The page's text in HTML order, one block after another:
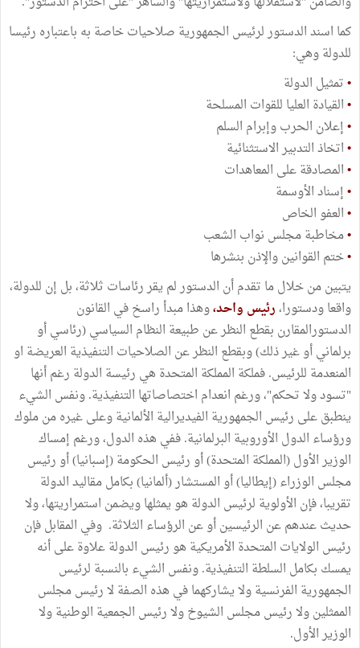
كما اسند الدستور لرئيس الجمهورية صلاحيات خاصة به باعتباره رئيسا
للدولة وهي:
•تمثيل الدولة
•القيادة العليا للقوات المسلحة
•إعلان الحرب وإبرام السلم
•اتخاذ التدبير الاستثنائية
•المصادقة على المعاهدات
•إسناد الأوسمة
•العفو الخاص
•مخاطبة مجلس نواب الشعب
•ختم القوانين والإذن بنشرها
يتبين من خلال ما تقدم أن الدستور لم يقر رئاسات ثلاثة، بل إن للدولة،
واقعا ودستورا،رئيس واحد،وهذا مبدأ راسخ في القانون
الدستورالمقارن بقطع النظر عن طبيعة النظام السياسي (رئاسي أو
برلماني أو غير ذلك) وبقطع النظر عن الصلاحيات التنفيذية العريضة او
المنعدمة للرئيس. فملكة المملكة المتحدة هي رئيسة الدولة رغم أنها
"تسود ولا تحكم"، ورغم انعدام اختصاصاتها التنفيذية. ونفس الشيء
ينطبق على رئيس الجمهورية الفيديرالية الألمانية وعلى غيره من ملوك
ورؤساء الدول الأوروبية البرلمانية. ففي هذه الدول، ورغم إمساك
الوزير الأول (المملكة المتحدة) أو رئيس الحكومة (إسبانيا) أو رئيس
مجلس الوزراء (إيطاليا) أو المستشار (ألمانيا) بكامل مقاليد الدولة
تقريبا، فإن الأولوية لرئيس الدولة هو يمثلها ويضمن استمراريتها، ولا
حديث عندهم عن الرئيسين أو عن الرؤساء الثلاثة. وفي المقابل فإن
رئيس الولايات المتحدة الأمريكية هو رئيس الدولة علاوة على أنه
يمسك بكامل السلطة التنفيذية. ونفس الشيء بالنسبة لرئيس
الجمهورية الفرنسية ولا يشاركهما في هذه الصفة لا رئيس مجلس
الممثلين ولا رئيس مجلس الشيوخ ولا رئيس الجمعية الوطنية ولا
الوزير الأول.